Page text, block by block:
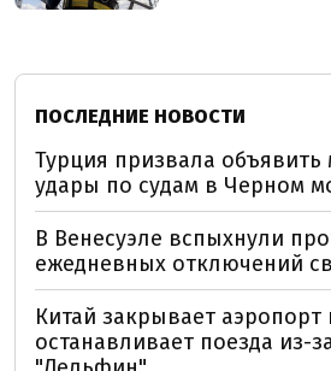
ПОСЛЕДНИЕ НОВОСТИ
Турция призвала
удары по судам в Черном
В Венесуэле вспыхнули
ежедневных отключений
Китай закрывает аэропорт
останавливает поезда из-